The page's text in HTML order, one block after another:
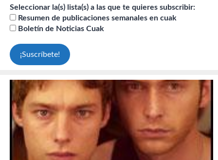
Seleccionar la(s) lista(s) a las que te quieres subscribir:
Resumen de publicaciones semanales en cuak
Boletín de Noticias Cuak